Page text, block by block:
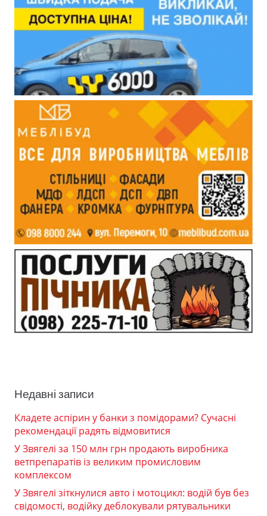
Недавні записи
Кладете аспірин у банки з помідорами? Сучасні
рекомендації радять відмовитися
У Звягелі за 150 млн грн продають виробника
ветпрепаратів із великим промисловим
комплексом
У Звягелі зіткнулися авто і мотоцикл: водій був без
свідомості, водійку деблокували рятувальники